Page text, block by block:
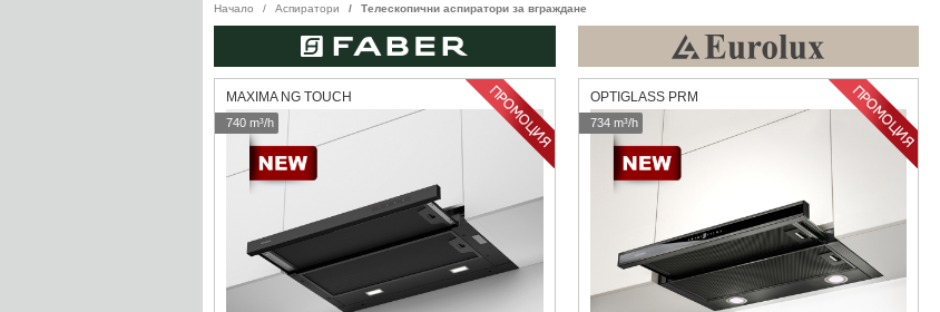
Начало Аспиратори Телескопични аспиратори за вграждане
MAXIMA NG TOUCH
740 m³/h
OPTIGLASS PRM
734 m³/h